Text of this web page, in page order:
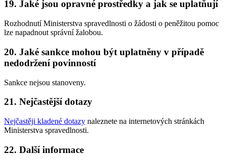
19. Jaké jsou opravné prostředky a jak se uplatňují
Rozhodnutí Ministerstva spravedlnosti o žádosti o peněžitou pomoc
lze napadnout správní žalobou.
20. Jaké sankce mohou být uplatněny v případě
nedodržení povinností
Sankce nejsou stanoveny.
21. Nejčastější dotazy
Nejčastěji kladené dotazy naleznete na internetových stránkách
Ministerstva spravedlnosti.
22. Další informace